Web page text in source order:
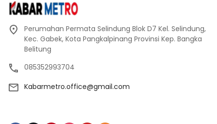
Perumahan Permata Selindung Blok D7 Kel. Selindung,
Kec. Gabek, Kota Pangkalpinang Provinsi Kep. Bangka
Belitung
085352993704
Kabarmetro.office@gmail.com